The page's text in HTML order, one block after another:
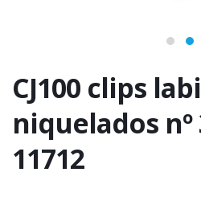
CJ100 clips
niquelados nº
11712